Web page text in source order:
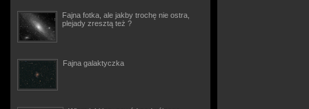
Fajna fotka, ale jakby trochę nie ostra,
plejady zresztą też ?
Fajna galaktyczka